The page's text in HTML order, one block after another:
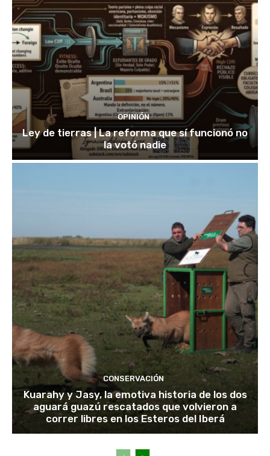
OPINIÓN
Ley de tierras | La reforma que sí funcionó no
la votó nadie
CONSERVACIÓN
Kuarahy y Jasy, la emotiva historia de los dos
aguará guazú rescatados que volvieron a
correr libres en los Esteros del Iberá